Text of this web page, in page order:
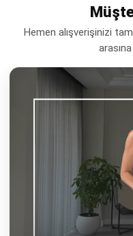
Hemen alışverişinizi